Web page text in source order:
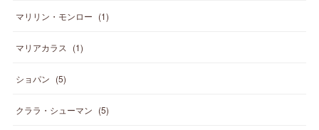
マリリン・モンロー (1)
マリアカラス (1)
ショパン (5)
クララ・シューマン (5)